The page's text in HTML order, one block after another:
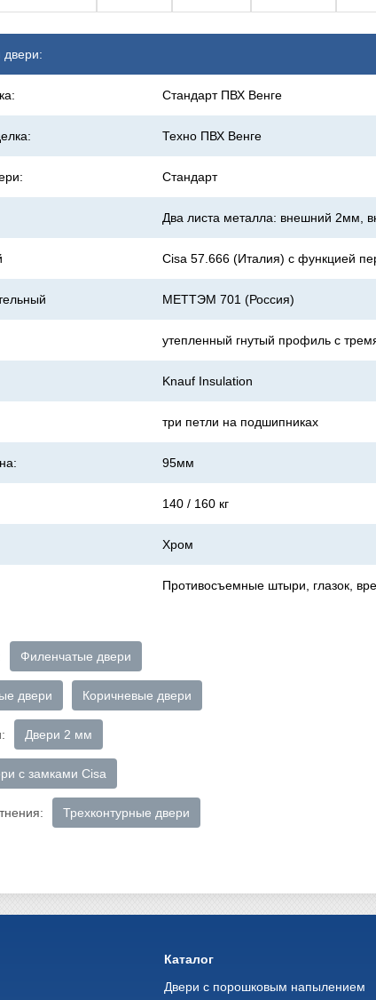
двери:
Стандарт ПВХ Венге
Техно ПВХ Венге
Стандарт
Два листа металла: внешний 2мм,
Cisa 57.666 (Италия) с функцией
МЕТТЭМ 701 (Россия)
утепленный гнутый профиль с
Knauf Insulation
три петли на подшипниках
95мм
140 / 160 кг
Хром
Противосъемные штыри, глазок,
Филенчатые двери
двери Коричневые двери
Двери 2 мм
с замками Cisa
Трехконтурные двери
Каталог
Двери с порошковым напылением